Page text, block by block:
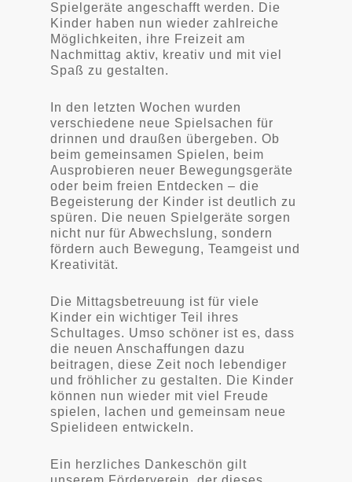
Spielgeräte angeschafft werden. Die
Kinder haben nun wieder zahlreiche
Möglichkeiten, ihre Freizeit am
Nachmittag aktiv, kreativ und mit viel
Spaß zu gestalten.
In den letzten Wochen wurden
verschiedene neue Spielsachen für
drinnen und draußen übergeben. Ob
beim gemeinsamen Spielen, beim
Ausprobieren neuer Bewegungsgeräte
oder beim freien Entdecken – die
Begeisterung der Kinder ist deutlich zu
spüren. Die neuen Spielgeräte sorgen
nicht nur für Abwechslung, sondern
fördern auch Bewegung, Teamgeist und
Kreativität.
Die Mittagsbetreuung ist für viele
Kinder ein wichtiger Teil ihres
Schultages. Umso schöner ist es, dass
die neuen Anschaffungen dazu
beitragen, diese Zeit noch lebendiger
und fröhlicher zu gestalten. Die Kinder
können nun wieder mit viel Freude
spielen, lachen und gemeinsam neue
Spielideen entwickeln.
Ein herzliches Dankeschön gilt